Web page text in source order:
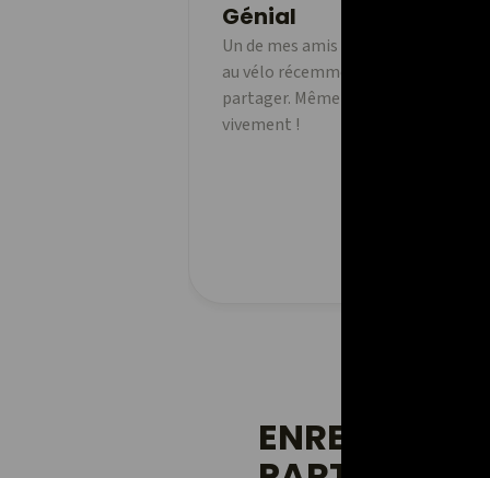
Génial
Un de mes amis a commencé à
au vélo récemment et j'adore
partager. Même la version gratuite
vivement !